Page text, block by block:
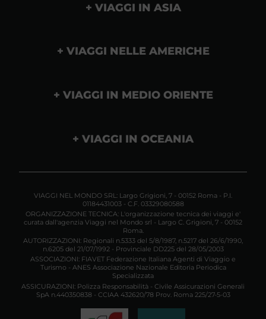
VIAGGI IN ASIA
VIAGGI NELLE AMERICHE
VIAGGI IN MEDIO ORIENTE
VIAGGI IN OCEANIA
VIAGGI NEL MONDO SRL: Largo Grigioni, 7 - 00152 Roma - P.I.
01184431003 - C.F. 03329080588
ORGANIZZAZIONE TECNICA: L'organizzazione tecnica dei viaggi e'
curata dall'agenzia Viaggi nel Mondo srl - Largo C. Grigioni, 7 - 00152
Roma.
AUTORIZZAZIONI: Regionali n.5333 del 5/8/1987, n.5217 del 26/6/1990,
n.6205 del 21/07/1992 - Provinciale DD225 del 28/05/2003
ASSOCIAZIONI: FIAVET Federazione Italiana Agenti di Viaggio e
Turismo - ANES Associazione Nazionale Editoria Periodica
Specializzata
ASSICURAZIONI: Polizza Responsabilità - Civile Assicurazioni Generali
SpA n.440350838 - CCIAA 432620/78 Prov. Roma 225/27-5-03